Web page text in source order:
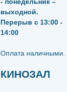
выходной.
Перерыв с 13:00 -
14:00
​​​​​​​Оплата наличными.
КИНОЗАЛ